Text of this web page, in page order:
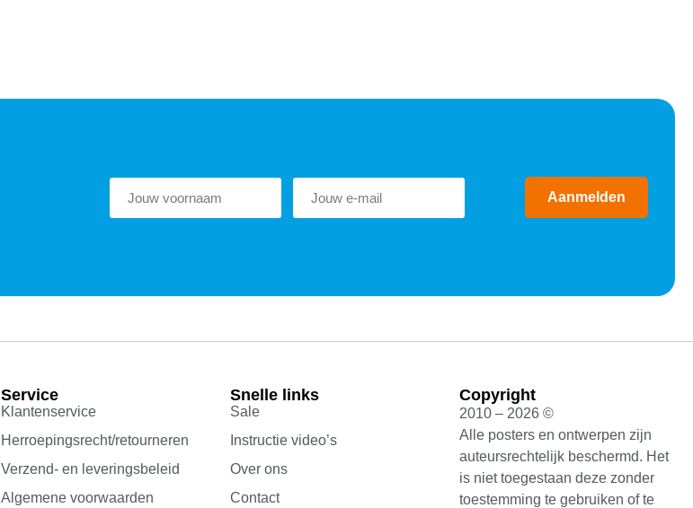
Aanmelden
Service
Klantenservice
Herroepingsrecht/retourneren
Verzend- en leveringsbeleid
Algemene voorwaarden
Snelle links
Sale
Instructie video’s
Over ons
Contact
Copyright
2010 – 2026 ©
Alle posters en ontwerpen zijn
auteursrechtelijk beschermd. Het
is niet toegestaan deze zonder
toestemming te gebruiken of te